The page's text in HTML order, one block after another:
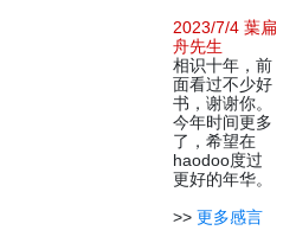
2023/7/4 葉扁
舟先生
相识十年，前
面看过不少好
书，谢谢你。
今年时间更多
了，希望在
haodoo度过
更好的年华。
>> 更多感言